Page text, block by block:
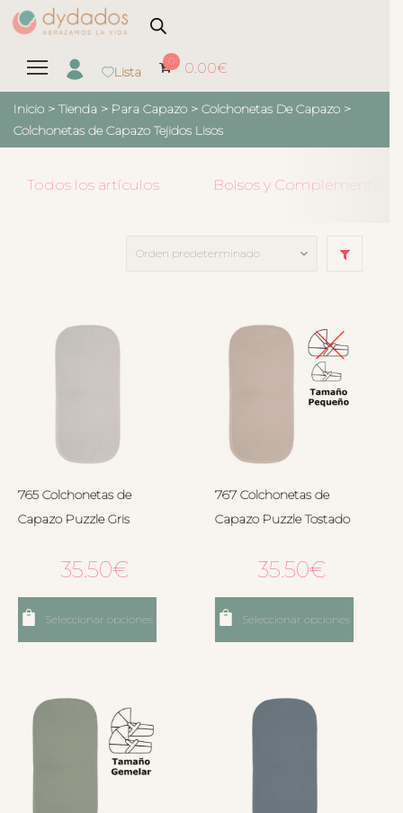
Lista
0 0.00€
Inicio > Tienda > Para Capazo > Colchonetas De Capazo >
Colchonetas de Capazo Tejidos Lisos
Todos los artículos Bolsos y Complementos
765 Colchonetas de
Capazo Puzzle Gris
35.50€
Seleccionar opciones
767 Colchonetas de
Capazo Puzzle Tostado
35.50€
Seleccionar opciones